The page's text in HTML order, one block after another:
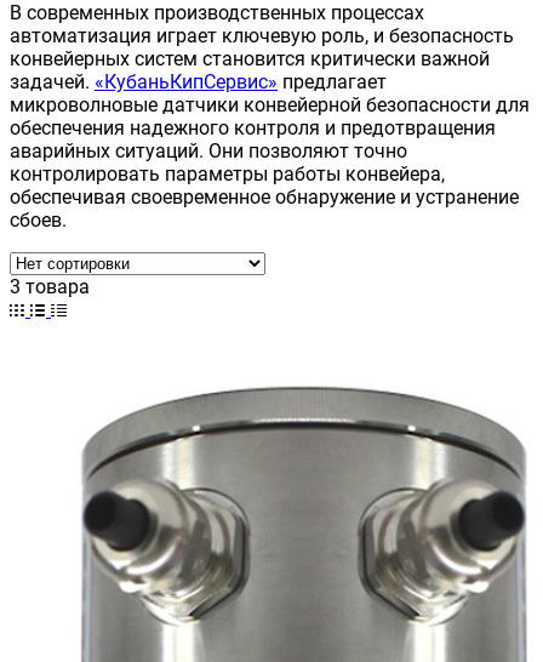
В современных производственных процессах
автоматизация играет ключевую роль, и безопасность
конвейерных систем становится критически важной
задачей. «КубаньКипСервис» предлагает
микроволновые датчики конвейерной безопасности для
обеспечения надежного контроля и предотвращения
аварийных ситуаций. Они позволяют точно
контролировать параметры работы конвейера,
обеспечивая своевременное обнаружение и устранение
сбоев.
3 товара